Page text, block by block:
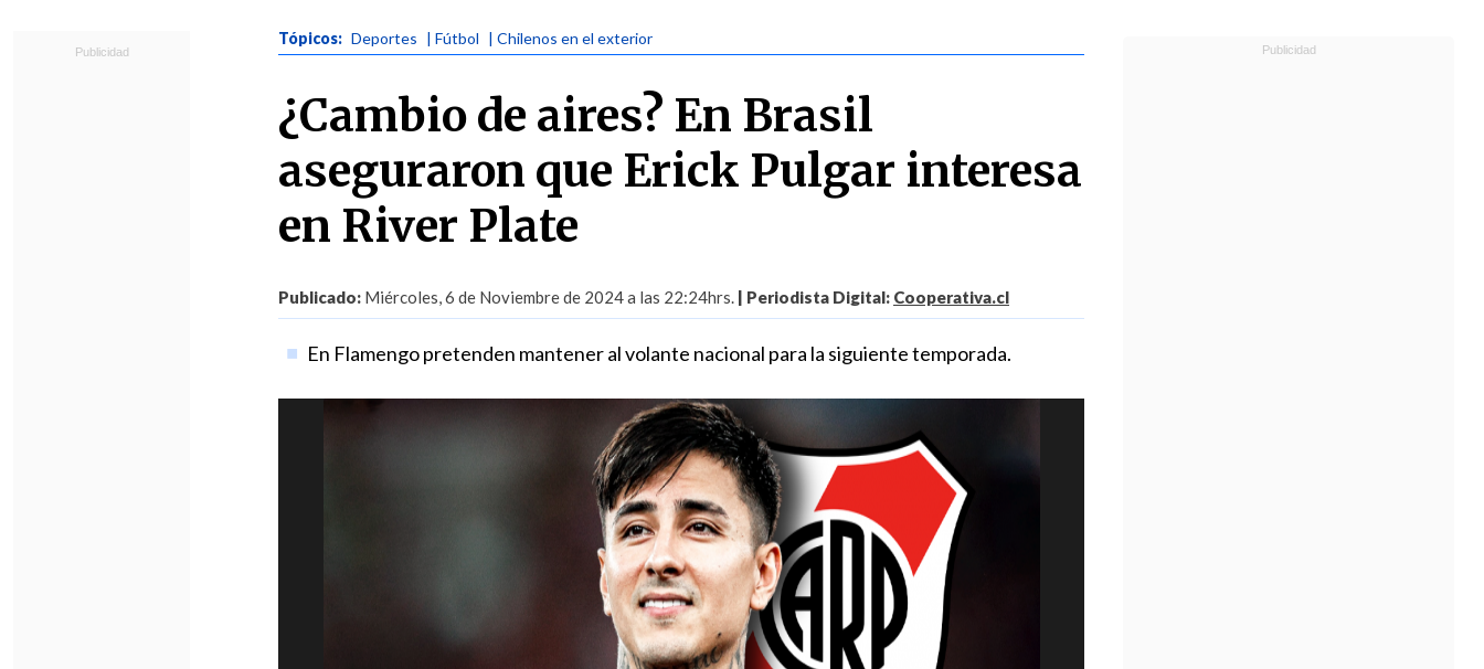
Tópicos: Deportes | Fútbol | Chilenos en el exterior
¿Cambio de aires? En Brasil
aseguraron que Erick Pulgar interesa
en River Plate
Publicado: Miércoles, 6 de Noviembre de 2024 a las 22:24hrs. | Periodista Digital: Cooperativa.cl
En Flamengo pretenden mantener al volante nacional para la siguiente temporada.